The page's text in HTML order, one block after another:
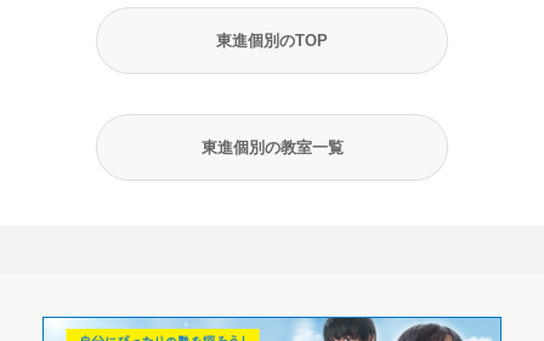
東進個別のTOP
東進個別の教室一覧